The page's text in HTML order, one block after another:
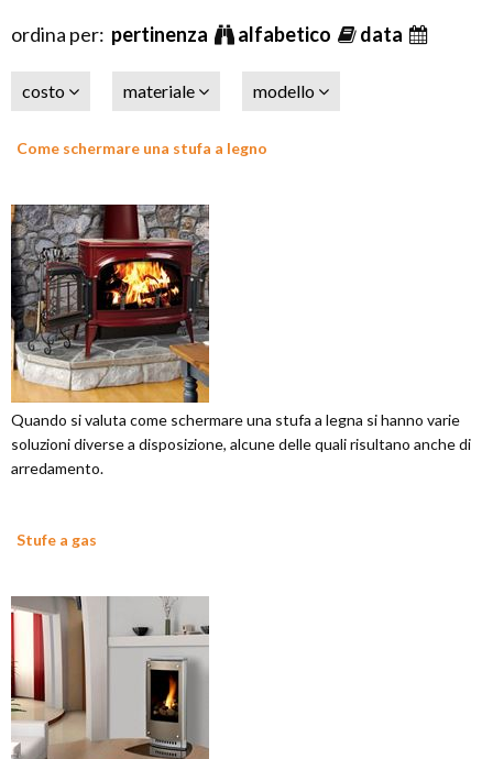
ordina per: pertinenza alfabetico data
costo materiale modello
Come schermare una stufa a legno
Quando si valuta come schermare una stufa a legna si hanno varie
soluzioni diverse a disposizione, alcune delle quali risultano anche di
arredamento.
Stufe a gas